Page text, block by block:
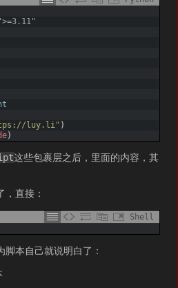
luy.li" )
)
这些包裹层之后，里面的内容，其
直接：
Shell
本自己就说明白了：